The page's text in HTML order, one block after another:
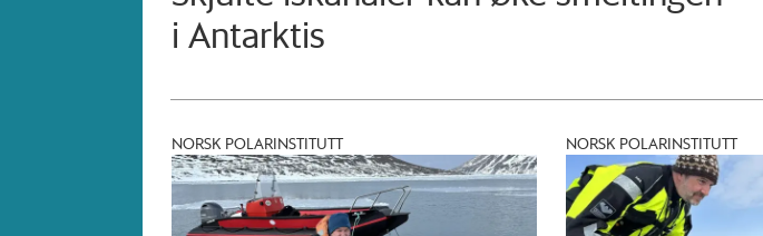
i Antarktis
NORSK POLARINSTITUTT NORSK POLARINSTITUTT